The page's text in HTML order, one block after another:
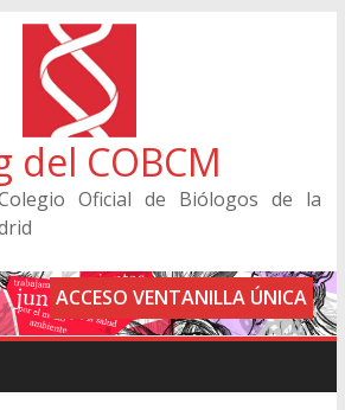
del COBCM
Oficial de Biólogos de la
ACCESO VENTANILLA ÚNICA